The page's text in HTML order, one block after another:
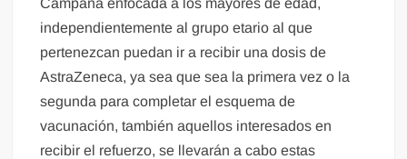
independientemente al grupo etario al que
pertenezcan puedan ir a recibir una dosis de
AstraZeneca, ya sea que sea la primera vez o la
segunda para completar el esquema de
vacunación, también aquellos interesados en
recibir el refuerzo, se llevarán a cabo estas